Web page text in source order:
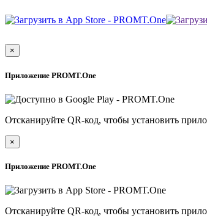
×
Приложение PROMT.One
Отсканируйте QR-код, чтобы установить
×
Приложение PROMT.One
Отсканируйте QR-код, чтобы установить